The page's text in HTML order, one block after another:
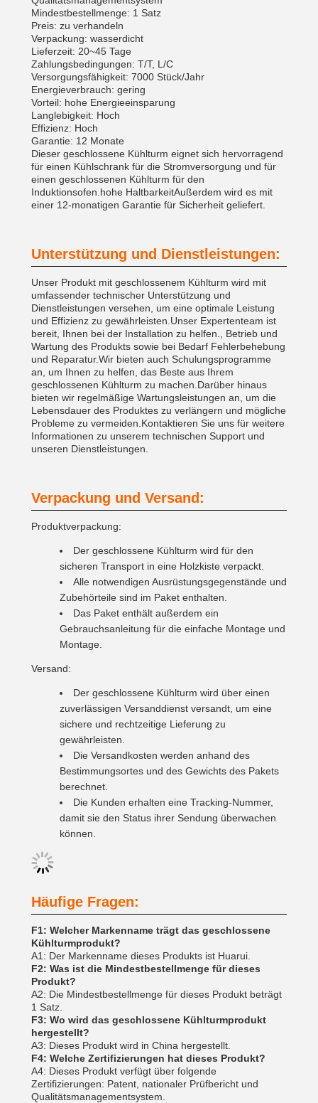
Mindestbestellmenge: 1 Satz
Preis: zu verhandeln
Verpackung: wasserdicht
Lieferzeit: 20~45 Tage
Zahlungsbedingungen: T/T, L/C
Versorgungsfähigkeit: 7000 Stück/Jahr
Energieverbrauch: gering
Vorteil: hohe Energieeinsparung
Langlebigkeit: Hoch
Effizienz: Hoch
Garantie: 12 Monate
Dieser geschlossene Kühlturm eignet sich hervorragend
für einen Kühlschrank für die Stromversorgung und für
einen geschlossenen Kühlturm für den
Induktionsofen.hohe HaltbarkeitAußerdem wird es mit
einer 12-monatigen Garantie für Sicherheit geliefert.
Unterstützung und Dienstleistungen:
Unser Produkt mit geschlossenem Kühlturm wird mit
umfassender technischer Unterstützung und
Dienstleistungen versehen, um eine optimale Leistung
und Effizienz zu gewährleisten.Unser Expertenteam ist
bereit, Ihnen bei der Installation zu helfen., Betrieb und
Wartung des Produkts sowie bei Bedarf Fehlerbehebung
und Reparatur.Wir bieten auch Schulungsprogramme
an, um Ihnen zu helfen, das Beste aus Ihrem
geschlossenen Kühlturm zu machen.Darüber hinaus
bieten wir regelmäßige Wartungsleistungen an, um die
Lebensdauer des Produktes zu verlängern und mögliche
Probleme zu vermeiden.Kontaktieren Sie uns für weitere
Informationen zu unserem technischen Support und
unseren Dienstleistungen.
Verpackung und Versand:
Produktverpackung:
Der geschlossene Kühlturm wird für den
sicheren Transport in eine Holzkiste verpackt.
Alle notwendigen Ausrüstungsgegenstände und
Zubehörteile sind im Paket enthalten.
Das Paket enthält außerdem ein
Gebrauchsanleitung für die einfache Montage und
Montage.
Versand:
Der geschlossene Kühlturm wird über einen
zuverlässigen Versanddienst versandt, um eine
sichere und rechtzeitige Lieferung zu
gewährleisten.
Die Versandkosten werden anhand des
Bestimmungsortes und des Gewichts des Pakets
berechnet.
Die Kunden erhalten eine Tracking-Nummer,
damit sie den Status ihrer Sendung überwachen
können.
Häufige Fragen:
F1: Welcher Markenname trägt das geschlossene
Kühlturmprodukt?
A1: Der Markenname dieses Produkts ist Huarui.
F2: Was ist die Mindestbestellmenge für dieses
Produkt?
A2: Die Mindestbestellmenge für dieses Produkt beträgt
1 Satz.
F3: Wo wird das geschlossene Kühlturmprodukt
hergestellt?
A3: Dieses Produkt wird in China hergestellt.
F4: Welche Zertifizierungen hat dieses Produkt?
A4: Dieses Produkt verfügt über folgende
Zertifizierungen: Patent, nationaler Prüfbericht und
Qualitätsmanagementsystem.